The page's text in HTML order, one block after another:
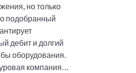
но только
подобранный
дебит и долгий
оборудования.
компания...